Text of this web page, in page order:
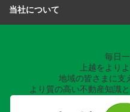
当社について
毎日一
上越をより
地域の皆さまに支
より質の高い不動産知識